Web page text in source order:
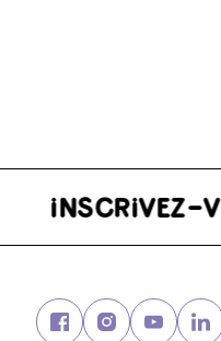
Facebook (nouvelle
Instagram